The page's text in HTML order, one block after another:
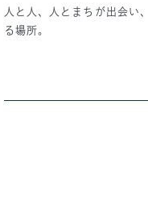
人と人、人とまちが出会い
る場所。